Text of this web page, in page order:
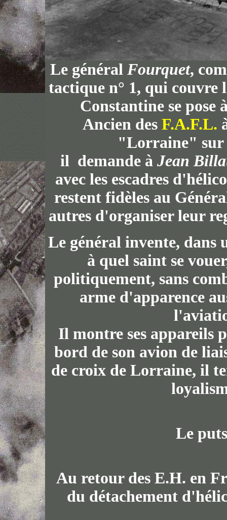
Le général Fourquet,
tactique n° 1, qui couvre
Constantine se
Ancien des F.A.F.L.
"Lorraine" sur
il demande à Jean
avec les escadres
restent fidèles au
autres d'organiser leur
Le généralinvente, dans
à quel saint se
politiquement, sans
arme d'apparence
Il montre ses appareils
bord de son avion de
de croix de Lorraine, il
Le
Au retour des E.H. en
du détachement